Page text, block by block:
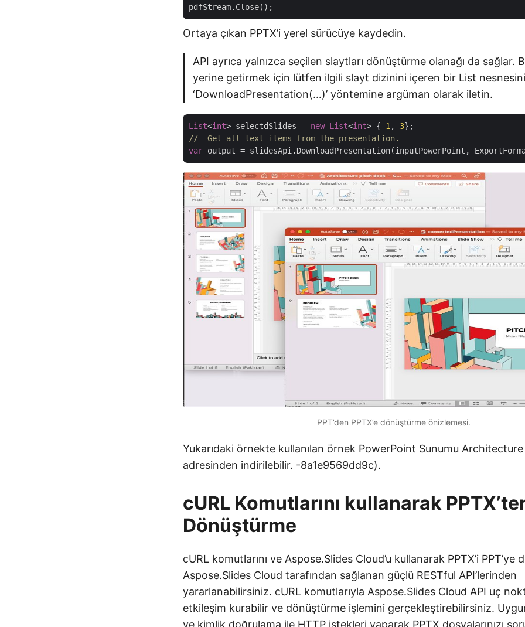
Ortaya çıkan PPTX’i yerel sürücüye kaydedin.
API ayrıca yalnızca seçilen slaytları dönüştürme olanağı da sağlar.
yerine getirmek için lütfen ilgili slayt dizinini içeren bir List nesnesini
‘DownloadPresentation(…)’ yöntemine argüman olarak iletin.
List<int> selectdSlides = new List<int> { 1 , 3
//  Get all text items from the presentation.
var
PPT’den PPTX’e dönüştürme önizlemesi.
Yukarıdaki örnekte kullanılan örnek PowerPoint Sunumu
adresinden indirilebilir. -8a1e9569dd9c).
cURL Komutlarını kullanarak
Dönüştürme
cURL komutlarını ve Aspose.Slides Cloud’u kullanarak PPTX’i
Aspose.Slides Cloud tarafından sağlanan güçlü RESTful API’lerinden
yararlanabilirsiniz. cURL komutlarıyla Aspose.Slides Cloud API uç
etkileşim kurabilir ve dönüştürme işlemini gerçekleştirebilirsiniz.
ve kimlik doğrulama ile HTTP istekleri yaparak PPTX dosyalarınızı